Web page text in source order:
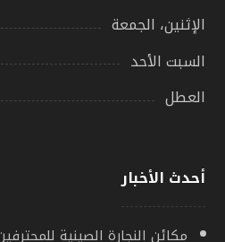
الإثنين، الجمعة
السبت الأحد
العطل
أحدث الأخبار
مكائن النجارة الصينية